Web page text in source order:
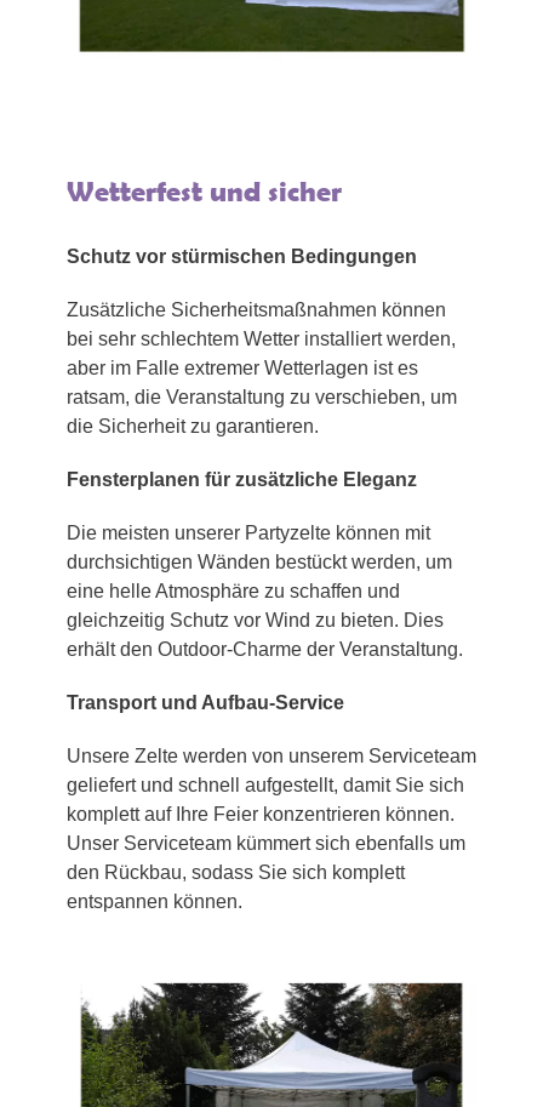
Wetterfest und sicher
Schutz vor stürmischen Bedingungen
Zusätzliche Sicherheitsmaßnahmen können
bei sehr schlechtem Wetter installiert werden,
aber im Falle extremer Wetterlagen ist es
ratsam, die Veranstaltung zu verschieben, um
die Sicherheit zu garantieren.
Fensterplanen für zusätzliche Eleganz
Die meisten unserer Partyzelte können mit
durchsichtigen Wänden bestückt werden, um
eine helle Atmosphäre zu schaffen und
gleichzeitig Schutz vor Wind zu bieten. Dies
erhält den Outdoor-Charme der Veranstaltung.
Transport und Aufbau-Service
Unsere Zelte werden von unserem Serviceteam
geliefert und schnell aufgestellt, damit Sie sich
komplett auf Ihre Feier konzentrieren können.
Unser Serviceteam kümmert sich ebenfalls um
den Rückbau, sodass Sie sich komplett
entspannen können.